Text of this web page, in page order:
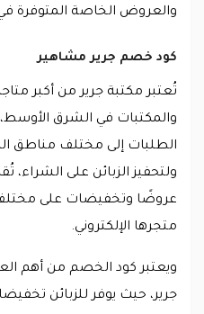
والعروض الخاصة المتوفرة
كود خصم جرير مشاهير
تُعتبر مكتبة جرير من أكبر
والمكتبات في الشرق
الطلبات إلى مختلف مناطق
ولتحفيز الزبائن على
عروضًا وتخفيضات على مختلف
متجرها الإلكتروني.
ويعتبر كود الخصم من أهم
جرير، حيث يوفر للزبائن